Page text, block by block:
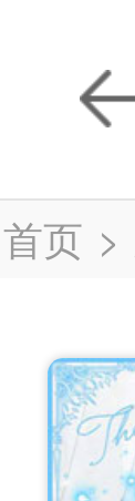
首页 >